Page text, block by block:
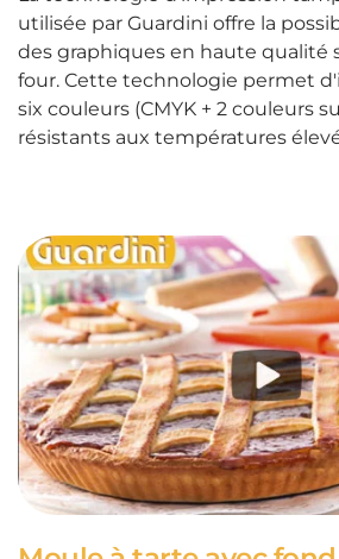
utilisée par Guardini offre la
des graphiques en haute qualité
four. Cette technologie permet
six couleurs (CMYK + 2 couleurs
résistants aux températures